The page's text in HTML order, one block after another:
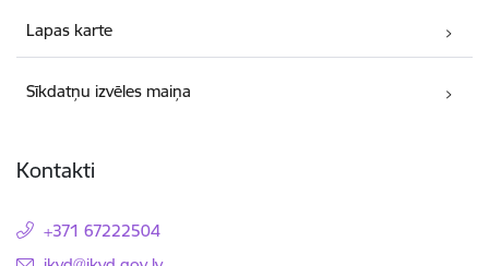
Lapas karte
Sīkdatņu izvēles maiņa
Kontakti
+371 67222504